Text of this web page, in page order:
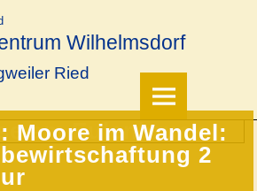
Wilhelmsdorf
Ried
Moore im Wandel:
2